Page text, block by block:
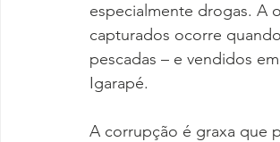
especialmente drogas. A
capturados ocorre
pescadas – e vendidos
Igarapé.
A corrupção é graxa que